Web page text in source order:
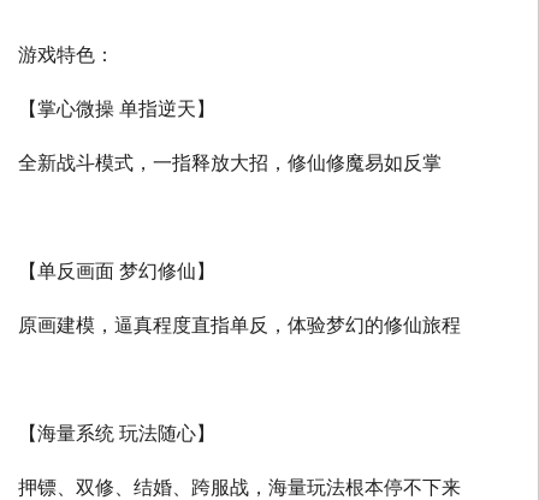
游戏特色：
【掌心微操 单指逆天】
全新战斗模式，一指释放大招，修仙修魔易如反掌
【单反画面 梦幻修仙】
原画建模，逼真程度直指单反，体验梦幻的修仙旅程
【海量系统 玩法随心】
押镖、双修、结婚、跨服战，海量玩法根本停不下来